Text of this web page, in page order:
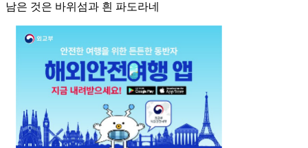
남은 것은 바위섬과 흰 파도라네